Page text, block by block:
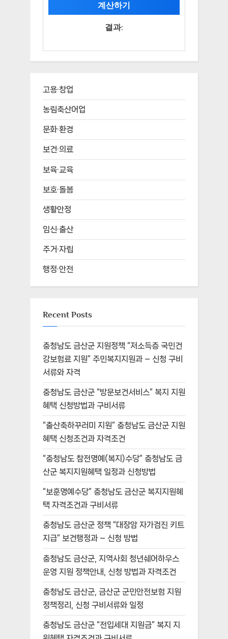
계산하기
결과:
고용·창업
농림축산어업
문화·환경
보건·의료
보육·교육
보호·돌봄
생활안정
임신·출산
주거·자립
행정·안전
Recent Posts
충청남도 금산군 지원정책 “저소득층 국민건
강보험료 지원” 주민복지지원과 – 신청 구비
서류와 자격
충청남도 금산군 “방문보건서비스” 복지 지원
혜택 신청방법과 구비서류
“출산축하꾸러미 지원” 충청남도 금산군 지원
혜택 신청조건과 자격조건
“충청남도 참전명예(복지)수당” 충청남도 금
산군 복지지원혜택 일정과 신청방법
“보훈명예수당” 충청남도 금산군 복지지원혜
택 자격조건과 구비서류
충청남도 금산군 정책 “대장암 자가검진 키트
지급” 보건행정과 – 신청 방법
충청남도 금산군, 지역사회 청년쉐어하우스
운영 지원 정책안내, 신청 방법과 자격조건
충청남도 금산군, 금산군 군민안전보험 지원
정책정리, 신청 구비서류와 일정
충청남도 금산군 “전입세대 지원금” 복지 지